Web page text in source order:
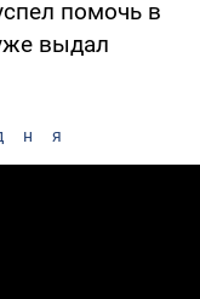
помочь в
выдал